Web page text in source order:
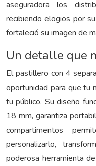
aseguradora los
recibiendo elogios por
fortaleció su imagen de
Un detalle que
El pastillero con 4
oportunidad para que tu
tu público. Su diseño
18 mm, garantiza
compartimentos
personalizarlo,
poderosa herramienta